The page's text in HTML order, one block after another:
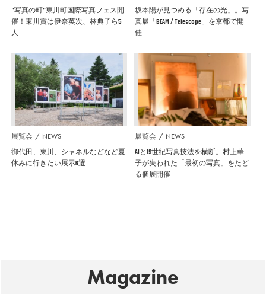
”写真の町”東川町国際写真フェス開
催！東川賞は伊奈英次、林典子ら5
人
坂本陽が見つめる「存在の光」。写
真展「BEAM / Telescope」を京都で開
催
展覧会 NEWS
御代田、東川、シャネルなどなど夏
休みに行きたい展示6選
展覧会 NEWS
AIと19世紀写真技法を横断。村上華
子が失われた「最初の写真」をたど
る個展開催
Magazine